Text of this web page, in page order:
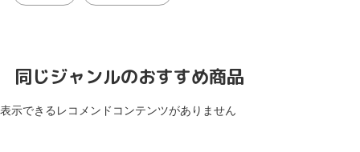
同じジャンルのおすすめ商品
表示できるレコメンドコンテンツがありません